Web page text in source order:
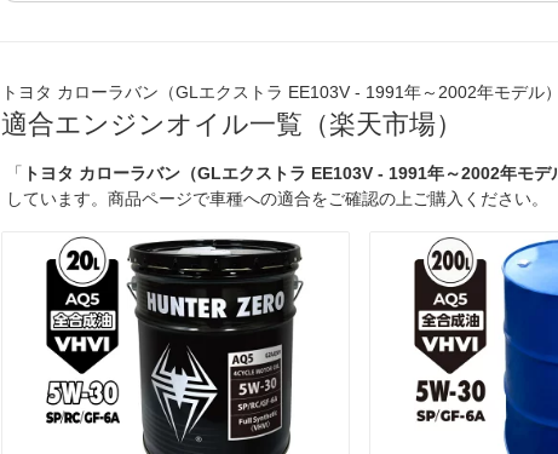
トヨタ カローラバン（GLエクストラ EE103V - 1991年～2002年モデル）
適合エンジンオイル一覧（楽天市場）
「 トヨタ カローラバン（GLエクストラ EE103V - 1991年～2002年モデ
しています。商品ページで車種への適合をご確認の上ご購入ください。